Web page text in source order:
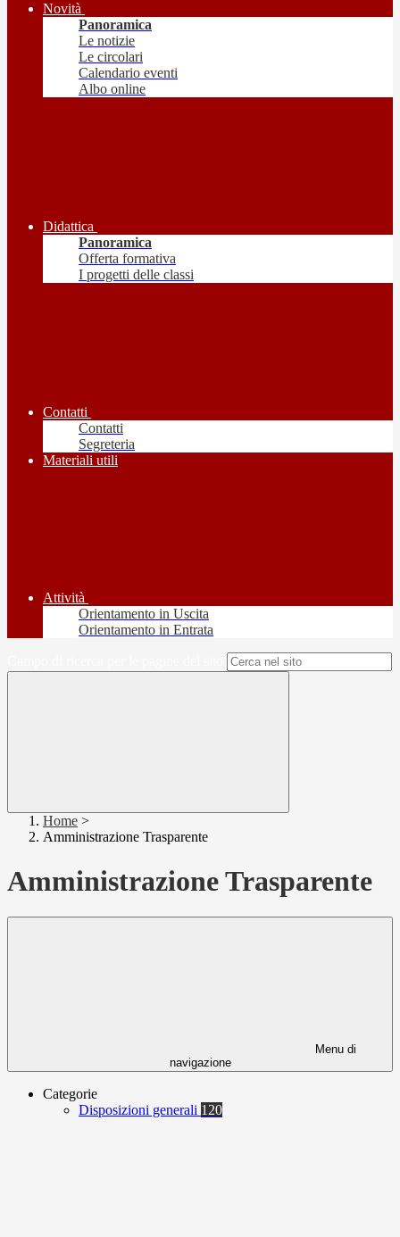
Novità
Panoramica
Le notizie
Le circolari
Calendario eventi
Albo online
Didattica
Panoramica
Offerta formativa
I progetti delle classi
Contatti
Contatti
Segreteria
Materiali utili
Attività
Orientamento in Uscita
Orientamento in Entrata
Home >
Amministrazione Trasparente
Amministrazione Trasparente
Menu di
navigazione
Categorie
Disposizioni generali 120